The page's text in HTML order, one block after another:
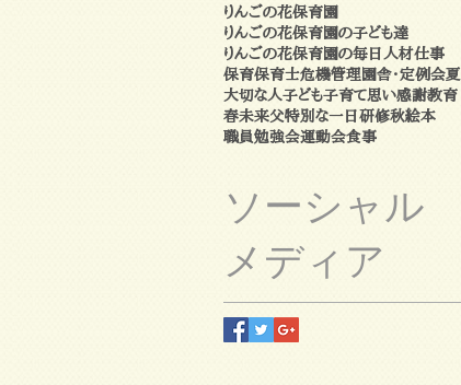
りんごの花保育園
りんごの花保育園の子ども達
りんごの花保育園の毎日 人材仕事
保育保育士危機管理園舎・定例会夏
大切な人子ども子育て思い感謝教育
春未来父特別な一日研修秋絵本
職員勉強会運動会食事
ソーシャル
メディア